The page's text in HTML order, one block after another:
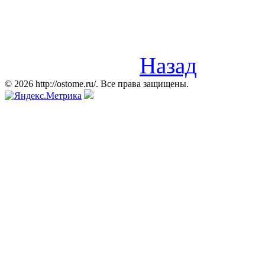
Назад
© 2026 http://ostome.ru/. Все права защищены.